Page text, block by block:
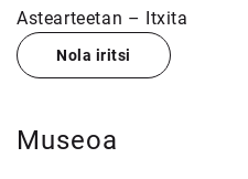
Astearteetan – Itxita
Nola iritsi
Museoa